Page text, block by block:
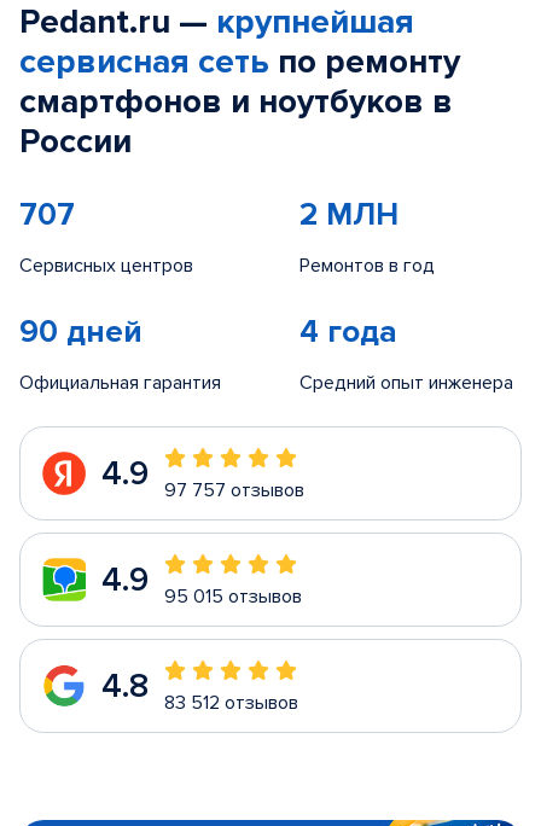
Pedant.ru — крупнейшая
сервисная сеть по ремонту
смартфонов и ноутбуков в
России
707
Сервисных центров
2 МЛН
Ремонтов в год
90 дней
Официальная гарантия
4 года
Средний опыт инженера
4.9 97 757 отзывов
4.9 95 015 отзывов
4.8 83 512 отзывов